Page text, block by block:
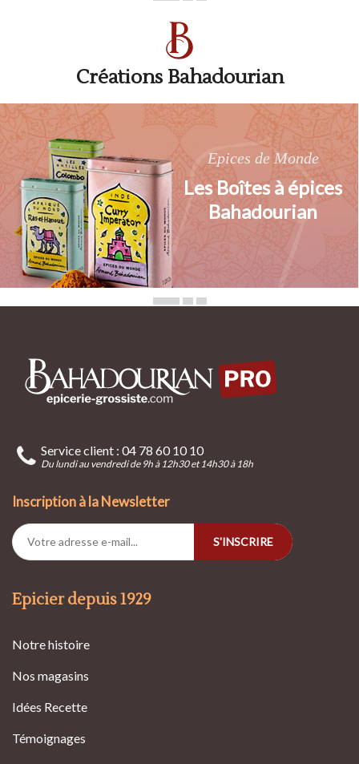
Créations Bahadourian
Epices de Monde
Les Boîtes à épices
Bahadourian
Service client : 04 78 60 10 10
Du lundi au vendredi de 9h à 12h30 et 14h30 à 18h
Inscription à la Newsletter
S'INSCRIRE
Epicier depuis 1929
Notre histoire
Nos magasins
Idées Recette
Témoignages